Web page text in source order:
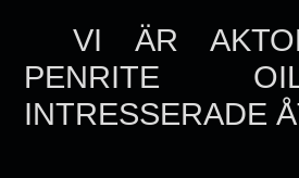
VI ÄR
INTRESSERADE